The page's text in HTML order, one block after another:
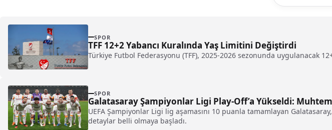
SPOR
TFF 12+2 Yabancı Kuralında Yaş Limitini Değiştirdi
Türkiye Futbol Federasyonu (TFF), 2025-2026 sezonunda uygulanacak
SPOR
Galatasaray Şampiyonlar Ligi Play-Off’a Yükseldi:
UEFA Şampiyonlar Ligi lig aşamasını 10 puanla tamamlayan
detaylar belli olmaya başladı.